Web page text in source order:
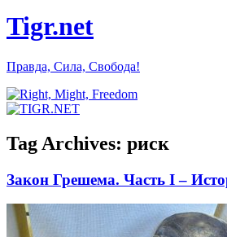
Tigr.net
Правда, Сила, Свобода!
Tag Archives: риск
Закон Грешема. Часть I –